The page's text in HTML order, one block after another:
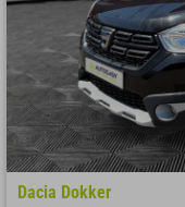
Dacia Dokker